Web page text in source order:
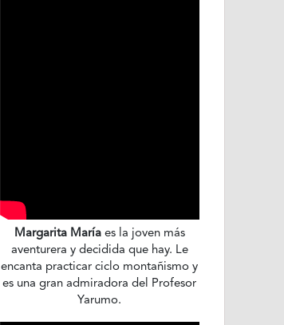
Margarita Maríaes la joven más
aventurera y decidida que hay. Le
encanta practicar ciclo montañismo y
es una gran admiradora del Profesor
Yarumo.